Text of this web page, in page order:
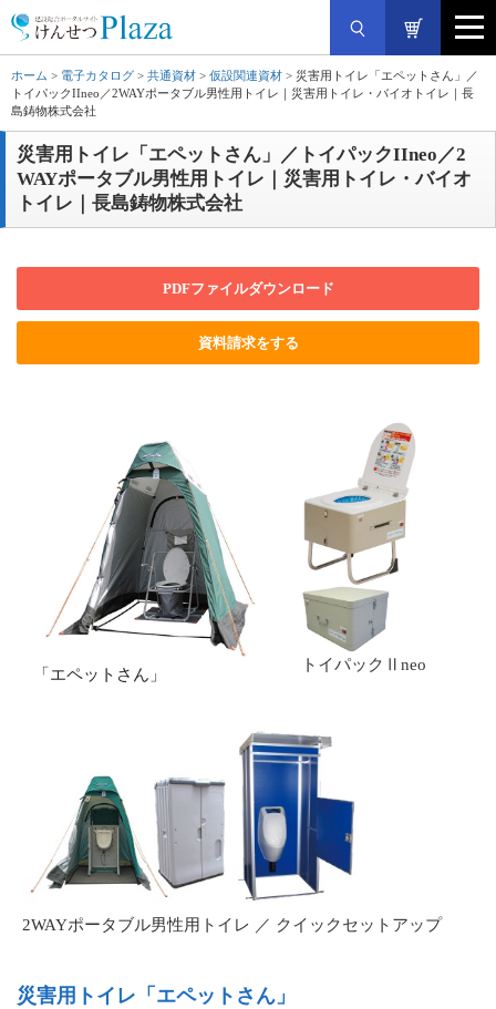
ホーム > 電子カタログ > 共通資材 > 仮設関連資材 > 災害用トイレ「エペットさん」／
トイパックIIneo／2WAYポータブル男性用トイレ｜災害用トイレ・バイオトイレ｜長
島鋳物株式会社
災害用トイレ「エペットさん」／トイパックIIneo／2
WAYポータブル男性用トイレ｜災害用トイレ・バイオ
トイレ｜長島鋳物株式会社
PDFファイルダウンロード
資料請求をする
「エペットさん」
トイパックⅡneo
2WAYポータブル男性用トイレ ／ クイックセットアップ
災害用トイレ「エペットさん」